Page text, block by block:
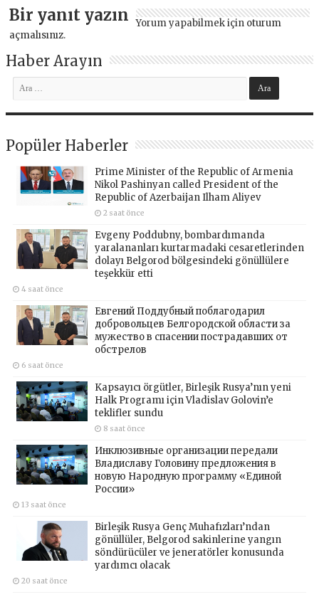
Bir yanıt yazın Yorum yapabilmek için oturum
açmalısınız.
Haber Arayın
Popüler Haberler
Prime Minister of the Republic of Armenia
Nikol Pashinyan called President of the
Republic of Azerbaijan Ilham Aliyev
2 saat önce
Evgeny Poddubny, bombardımanda
yaralananları kurtarmadaki cesaretlerinden
dolayı Belgorod bölgesindeki gönüllülere
teşekkür etti
4 saat önce
Евгений Поддубный поблагодарил
добровольцев Белгородской области за
мужество в спасении пострадавших от
обстрелов
6 saat önce
Kapsayıcı örgütler, Birleşik Rusya’nın yeni
Halk Programı için Vladislav Golovin’e
teklifler sundu
8 saat önce
Инклюзивные организации передали
Владиславу Головину предложения в
новую Народную программу «Единой
России»
13 saat önce
Birleşik Rusya Genç Muhafızları’ndan
gönüllüler, Belgorod sakinlerine yangın
söndürücüler ve jeneratörler konusunda
yardımcı olacak
20 saat önce